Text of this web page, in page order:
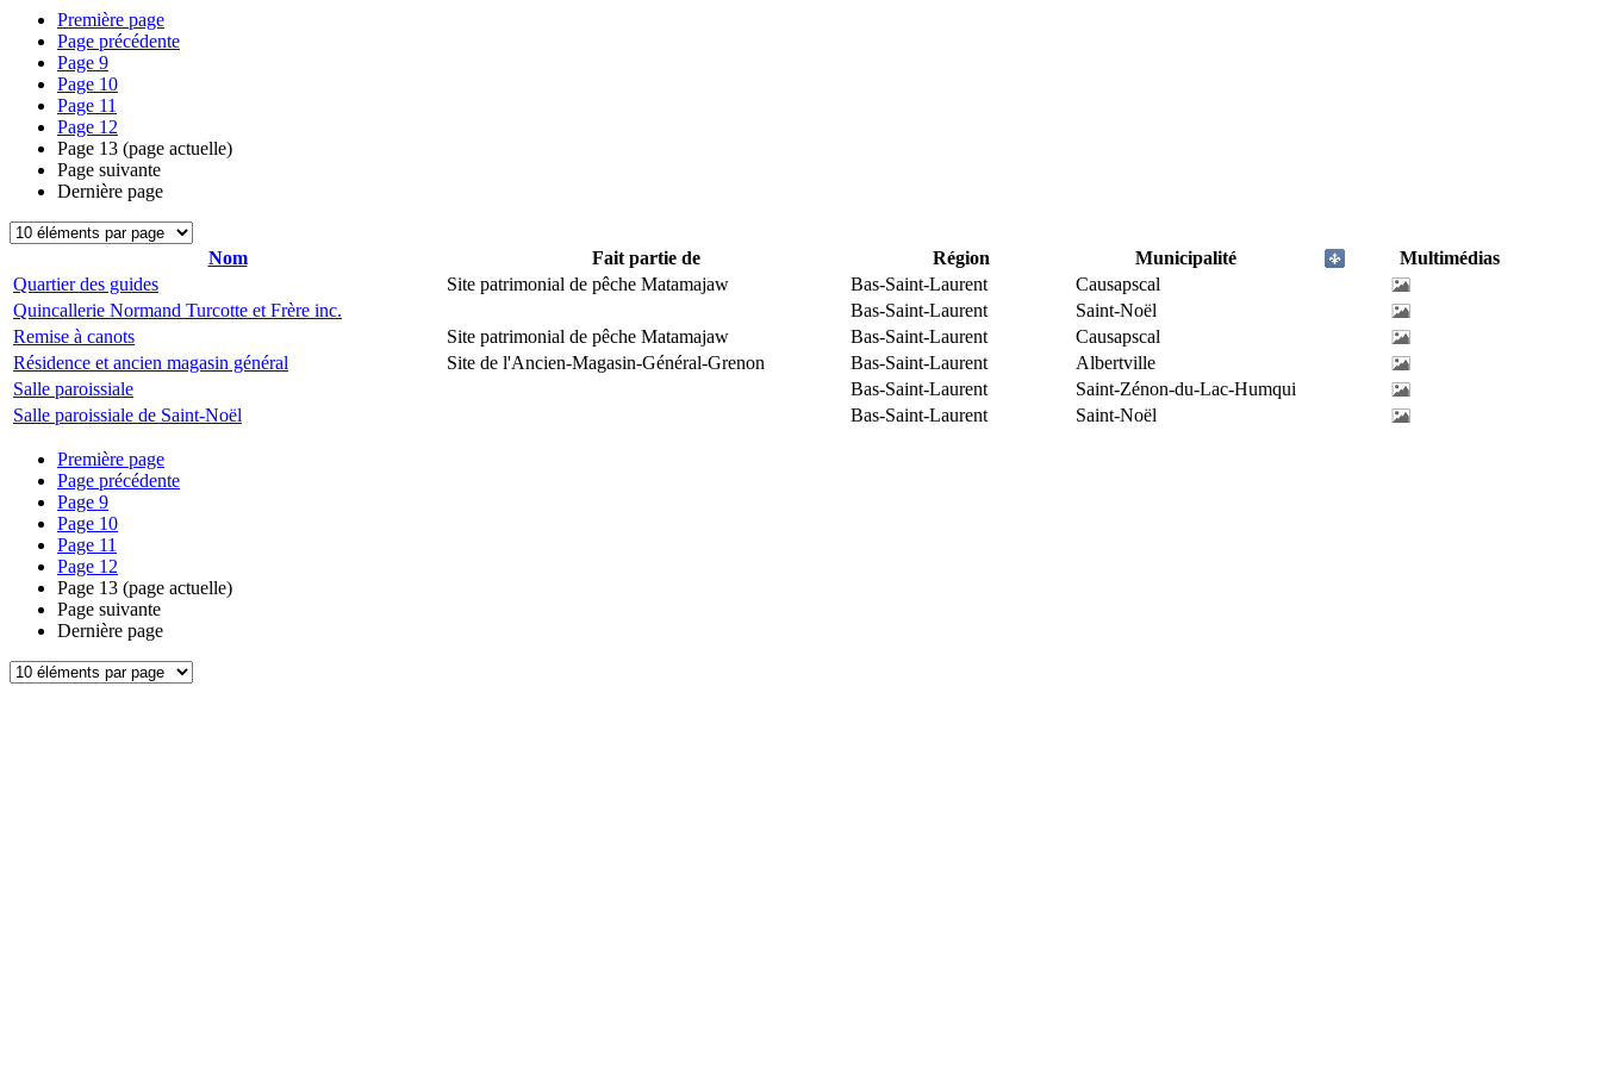
Première page
Page précédente
Page 9
Page 10
Page 11
Page 12
Page 13 (page actuelle)
Page suivante
Dernière page
Nom Fait partie de Région Municipalité
Multimédias
Quartier des guides
Site patrimonial de pêche Matamajaw Bas-Saint-Laurent
Causapscal
Quincallerie Normand Turcotte et Frère inc.
Bas-Saint-Laurent
Saint-Noël
Remise à canots
Site patrimonial de pêche Matamajaw Bas-Saint-Laurent
Causapscal
Résidence et ancien magasin général
Site de l'Ancien-Magasin-Général-Grenon Bas-Saint-Laurent
Albertville
Salle paroissiale
Bas-Saint-Laurent
Saint-Zénon-du-Lac-Humqui
Salle paroissiale de Saint-Noël
Bas-Saint-Laurent Saint-Noël
Première page
Page précédente
Page 9
Page 10
Page 11
Page 12
Page 13 (page actuelle)
Page suivante
Dernière page